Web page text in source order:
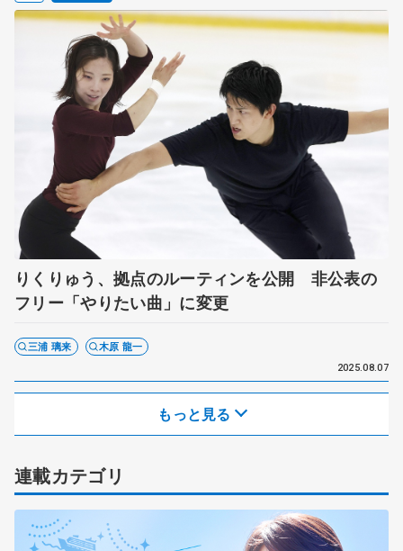
りくりゅう、拠点のルーティンを公開 非公表の
フリー「やりたい曲」に変更
三浦 璃来 木原 龍一
2025.08.07
もっと見る
連載カテゴリ